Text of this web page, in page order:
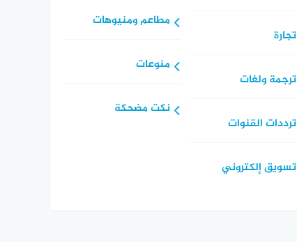
تجارة
ترجمة ولغات
ترددات القنوات
تسويق إلكتروني
مطاعم ومنيوهات
منوعات
نكت مضحكة